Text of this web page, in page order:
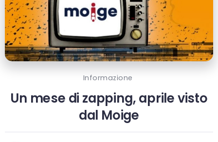
Informazione
Un mese di zapping, aprile visto
dal Moige